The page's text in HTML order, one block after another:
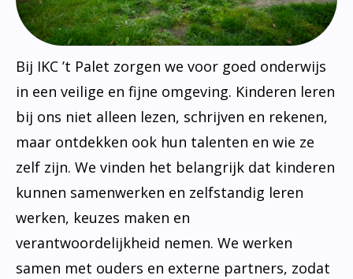
Bij IKC ’t Palet zorgen we voor goed onderwijs
in een veilige en fijne omgeving. Kinderen leren
bij ons niet alleen lezen, schrijven en rekenen,
maar ontdekken ook hun talenten en wie ze
zelf zijn. We vinden het belangrijk dat kinderen
kunnen samenwerken en zelfstandig leren
werken, keuzes maken en
verantwoordelijkheid nemen. We werken
samen met ouders en externe partners, zodat